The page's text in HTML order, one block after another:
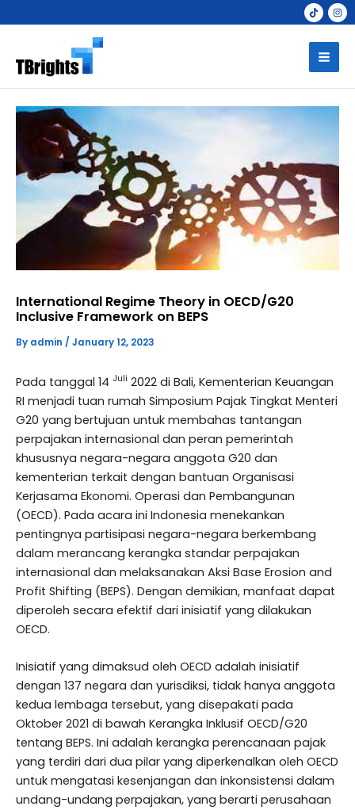
to
International Regime Theory in OECD/G20
Inclusive Framework on BEPS
By admin / January 12, 2023
Pada tanggal 14 Juli 2022 di Bali, Kementerian Keuangan
RI menjadi tuan rumah Simposium Pajak Tingkat Menteri
G20 yang bertujuan untuk membahas tantangan
perpajakan internasional dan peran pemerintah
khususnya negara-negara anggota G20 dan
kementerian terkait dengan bantuan Organisasi
Kerjasama Ekonomi. Operasi dan Pembangunan
(OECD). Pada acara ini Indonesia menekankan
pentingnya partisipasi negara-negara berkembang
dalam merancang kerangka standar perpajakan
internasional dan melaksanakan Aksi Base Erosion and
Profit Shifting (BEPS). Dengan demikian, manfaat dapat
diperoleh secara efektif dari inisiatif yang dilakukan
OECD.
Inisiatif yang dimaksud oleh OECD adalah inisiatif
dengan 137 negara dan yurisdiksi, tidak hanya anggota
kedua lembaga tersebut, yang disepakati pada
Oktober 2021 di bawah Kerangka Inklusif OECD/G20
tentang BEPS. Ini adalah kerangka perencanaan pajak
yang terdiri dari dua pilar yang diperkenalkan oleh OECD
untuk mengatasi kesenjangan dan inkonsistensi dalam
undang-undang perpajakan, yang berarti perusahaan